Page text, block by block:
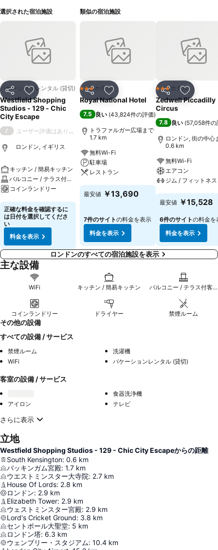
選択された宿泊施設
シェア お気に入りに追加
バケーションレンタル (貸切)
Westfield Shopping
Studios - 129 - Chic
City Escape
/ ユーザー評価はありません
ロンドン, イギリス
キッチン / 簡易キッチン
バルコニー / テラス付客室
コインランドリー
料金を表示
正確な料金を確認するに
は日付を選択してくださ
い
料金を表示
類似の宿泊施設
シェア お気に入りに追加
3 ホテルのランク
ホテル
Royal National Hotel
7.5 良い (43,824件の評価)
トラファルガー広場まで
1.7 km
無料Wi-Fi
駐車場
レストラン
料金を表示
最安値 ￥13,690
7件のサイトの料金を表示
料金を表示
シェア お気に入
3 ホテルのランク
ホテル
Zedwell Piccadilly
Circus
7.8 良い (57,058件の
ロンドン, 街の中心
0.6 km
無料Wi-Fi
エアコン
ジム / フィットネス
料金を表示
最安値 ￥15,528
6件のサイトの料金を
料金を表示
ロンドンのすべての宿泊施設を表示
主な設備
WiFi キッチン / 簡易キッチン バルコニー / テラス付客室
コインランドリー ドライヤー 禁煙ルーム
その他の設備
すべての設備 / サービス
禁煙ルーム
洗濯機
WiFi
バケーションレンタル (貸切)
客室の設備 / サービス
食器洗浄機
アイロン
テレビ
さらに表示
立地
Westfield Shopping Studios - 129 - Chic City Escapeからの距離
South Kensington: 0.6 km
バッキンガム宮殿: 1.7 km
ウエストミンスター大寺院: 2.7 km
House Of Lords: 2.8 km
ロンドン: 2.9 km
Elizabeth Tower: 2.9 km
ウェストミンスター宮殿: 2.9 km
Lord's Cricket Ground: 3.8 km
セントポール大聖堂: 5 km
ロンドン塔: 6.3 km
ウェンブリー・スタジアム: 10.4 km